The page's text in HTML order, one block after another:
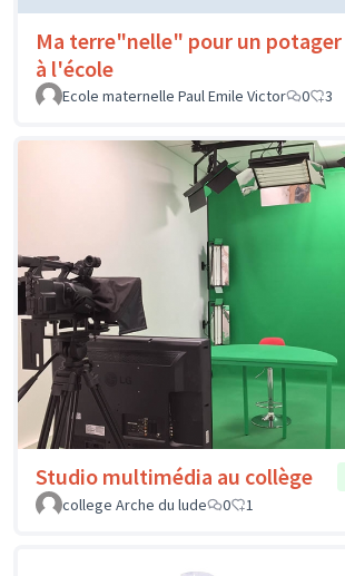
Ma terre"nelle" pour un potager
à l'école
Ecole maternelle Paul Emile Victor
0 3
Studio multimédia au collège
college Arche du lude
0 1